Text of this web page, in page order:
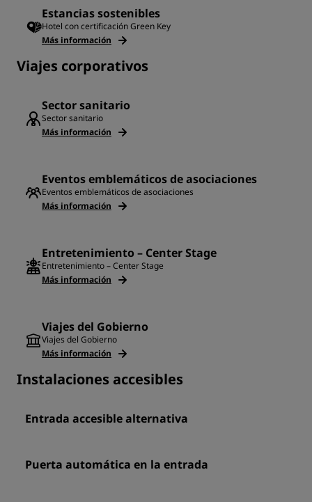
Estancias sostenibles
Hotel con certificación Green Key
Más información
Viajes corporativos
Sector sanitario
Sector sanitario
Más información
Eventos emblemáticos de asociaciones
Eventos emblemáticos de asociaciones
Más información
Entretenimiento – Center Stage
Entretenimiento – Center Stage
Más información
Viajes del Gobierno
Viajes del Gobierno
Más información
Instalaciones accesibles
Entrada accesible alternativa
Puerta automática en la entrada